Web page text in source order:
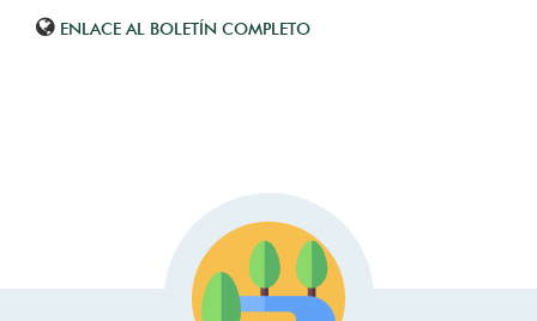
ENLACE AL BOLETÍN COMPLETO